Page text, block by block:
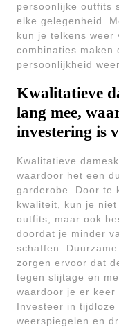
persoonlijke outfits
elke gelegenheid.
kun je telkens weer
combinaties maken
persoonlijkheid
Kwalitatieve
lang mee,
investering is
Kwalitatieve
waardoor het een
garderobe. Door te
kwaliteit, kun je
outfits, maar ook
doordat je minder
schaffen.
zorgen ervoor dat
tegen slijtage en
waardoor je er keer
Investeer in
weerspiegelen en